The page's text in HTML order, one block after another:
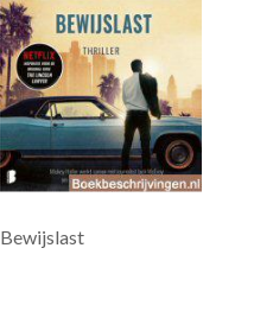
Bewijslast